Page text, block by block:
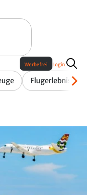
Flugerlebnis
Werbefrei Login